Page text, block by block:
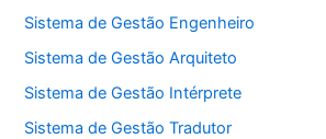
Sistema de Gestão Engenheiro
Sistema de Gestão Arquiteto
Sistema de Gestão Intérprete
Sistema de Gestão Tradutor